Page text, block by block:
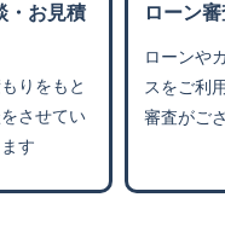
・お見積
りをもと
させてい
す
ローン
ローンや
スをご利
審査がご